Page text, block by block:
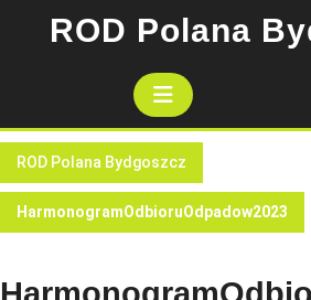
ROD Polana
Open
Button
ROD Polana Bydgoszcz
HarmonogramOdbioruOdpadow2023